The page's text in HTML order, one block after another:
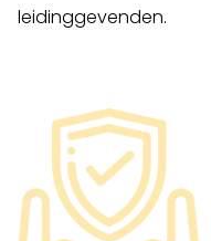
leidinggevenden.